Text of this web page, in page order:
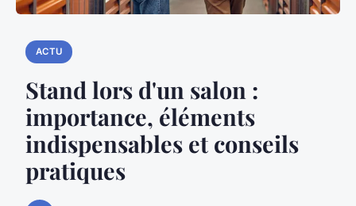
ACTU
Stand lors d'un salon :
importance, éléments
indispensables et conseils
pratiques